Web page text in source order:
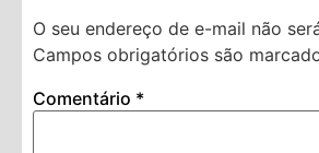
O seu endereço de e-mail não
Campos obrigatórios são
Comentário *